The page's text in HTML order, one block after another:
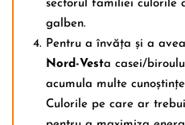
sectorul familiei culorile
galben.
Pentru a învăța și a
Nord-Vesta casei/
acumula multe
Culorile pe care ar